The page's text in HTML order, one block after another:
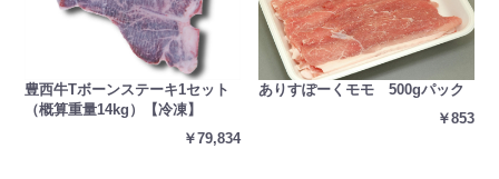
豊西牛Tボーンステーキ1セット
（概算重量14kg）【冷凍】
￥79,834
ありすぽーくモモ 500gパック
￥853